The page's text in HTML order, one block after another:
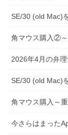
SE/30 (old Mac)
角マウス購入②～
2026年4月の弁
SE/30 (old Mac)
角マウス購入～
今さらはまった